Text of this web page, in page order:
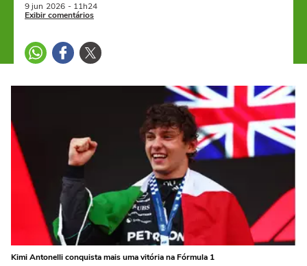
9 jun 2026 - 11h24
Exibir comentários
Kimi Antonelli conquista mais uma vitória na Fórmula 1